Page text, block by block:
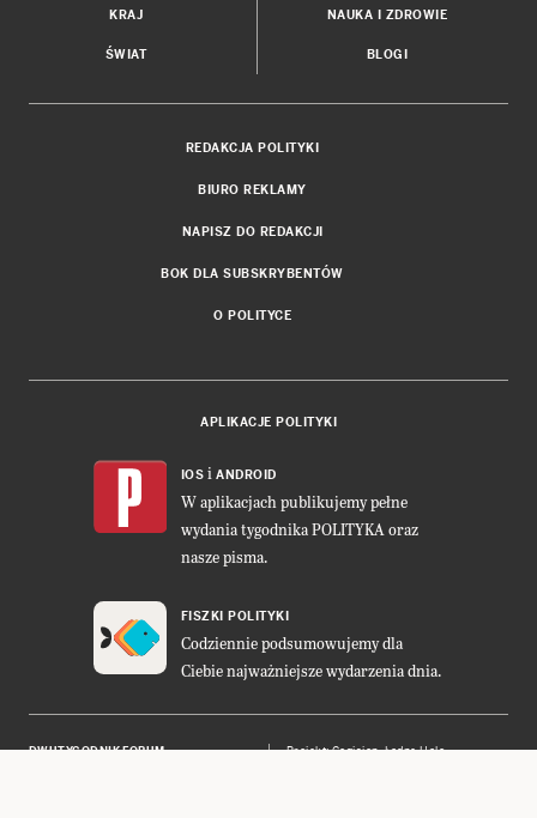
KRAJ
ŚWIAT
NAUKA I ZDROWIE
BLOGI
REDAKCJA POLITYKI
BIURO REKLAMY
NAPISZ DO REDAKCJI
BOK DLA SUBSKRYBENTÓW
O POLITYCE
APLIKACJE POLITYKI
IOS i ANDROID
W aplikacjach publikujemy pełne
wydania tygodnika POLITYKA oraz
nasze pisma.
FISZKI POLITYKI
Codziennie podsumowujemy dla
Ciebie najważniejsze wydarzenia dnia.
DWUTYGODNIK FORUM Projekt:Cogision,Ładne Halo